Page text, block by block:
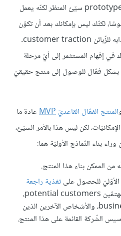
أو إلى نموذج أوّليّ لمنتج عتاديّ prototype سيّئ المنظر لكنّه يعمل
لكنّك ليس بإمكانك بعد أن تكوّن
فكرة حقيقيّة عن قدرته على اجتذابه للزّبائن customer traction.
إفهام المستثمر إلى أيّ مرحلة
فعّال للوصول إلى منتج حقيقيّ
المنتج الفعّال القاعديّ MVPعادة ما
لكن ليس هذا بالأمر السيّئ،
بناء النّماذج الأوليّة هما:
من الممكن بناء هذا المنتج.
للحصول علىتغذية راجعة
feedback من العملاء المهتمّين potential customers،
والشّركاء business partners، والأشخاص الآخرين الذين
الشّركة القائمة على هذا المنتج.